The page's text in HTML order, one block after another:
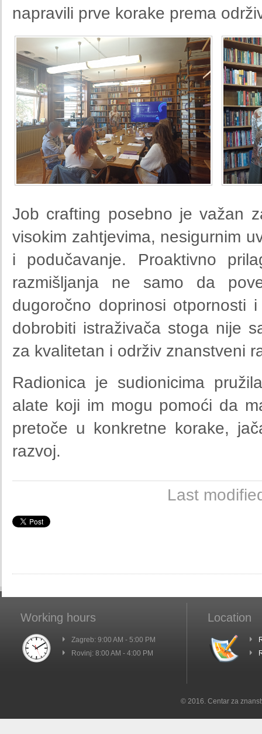
napravili prve korake prema
Job crafting posebno je važan
visokim zahtjevima, nesigurnim
i podučavanje. Proaktivno
razmišljanja ne samo da
dugoročno doprinosi otpornosti
dobrobiti istraživača stoga nije
za kvalitetan i održiv znanstveni
Radionica je sudionicima
alate koji im mogu pomoći da
pretoče u konkretne korake,
razvoj.
Last
Working hours
Zagreb: 9:00 AM - 5:00 PM
Rovinj: 8:00 AM - 4:00 PM
Location
© 2016. Centar za